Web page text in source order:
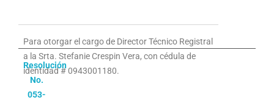
Para otorgar el cargo de Director Técnico Registral
a la Srta. Stefanie Crespin Vera, con cédula de
identidad # 0943001180.
Resolución
No.
053-